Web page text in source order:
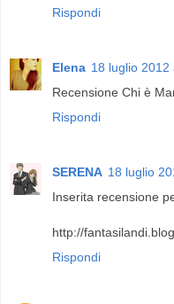
Rispondi
Elena 18 luglio 2012
Recensione Chi è
Rispondi
SERENA 18 luglio
Inserita recensione
http://
Rispondi